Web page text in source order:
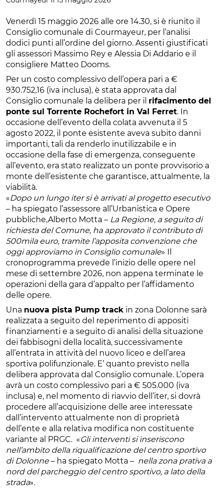
Venerdì 15 maggio 2026 alle ore 14.30, si è riunito il
Consiglio comunale di Courmayeur, per l’analisi
dodici punti all’ordine del giorno. Assenti giustificati
gli assessori Massimo Rey e Alessia Di Addario e il
consigliere Matteo Dooms.
Per un costo complessivo dell’opera pari a €
930.752,16 (iva inclusa), è stata approvata dal
Consiglio comunale la delibera per il rifacimento del
ponte sul Torrente Rochefort in Val Ferret. In
occasione dell’evento della colata avvenuta il 5
agosto 2022, il ponte esistente aveva subito danni
importanti, tali da renderlo inutilizzabile e in
occasione della fase di emergenza, conseguente
all’evento, era stato realizzato un ponte provvisorio a
monte dell’esistente che garantisce, attualmente, la
viabilità.
«Dopo un lungo iter si è arrivati al progetto esecutivo
– ha spiegato l’assessore all’Urbanistica e Opere
pubbliche,Alberto Motta – La Regione, a seguito di
richiesta del Comune, ha approvato il contributo di
500mila euro, tramite l’apposita convenzione che
oggi approviamo in Consiglio comunale» Il
cronoprogramma prevede l’inizio delle opere nel
mese di settembre 2026, non appena terminate le
operazioni della gara d’appalto per l’affidamento
delle opere.
Una nuova pista Pump track in zona Dolonne sarà
realizzata a seguito del reperimento di appositi
finanziamenti e a seguito di analisi della situazione
dei fabbisogni della località, successivamente
all’entrata in attività del nuovo liceo e dell’area
sportiva polifunzionale. E’ quanto previsto nella
delibera approvata dal Consiglio comunale. L’opera
avrà un costo complessivo pari a € 505.000 (iva
inclusa) e, nel momento di riavvio dell’iter, si dovrà
procedere all’acquisizione delle aree interessate
dall’intervento attualmente non di proprietà
dell’ente e alla relativa modifica non costituente
variante al PRGC. «Gli interventi si inseriscono
nell’ambito della riqualificazione del centro sportivo
di Dolonne– ha spiegato Motta – nella zona prativa a
nord del parcheggio del centro sportivo, a lato della
strada».